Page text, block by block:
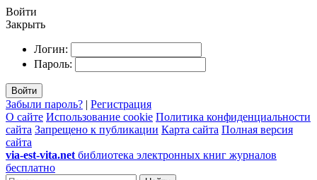
Войти
Закрыть
Логин:
Пароль:
Войти
Забыли пароль? | Регистрация
О сайте Использование cookie Политика конфиденциальности
сайта Запрещено к публикации Карта сайта Полная версия
сайта
via-est-vita.net библиотека электронных книг журналов
бесплатно